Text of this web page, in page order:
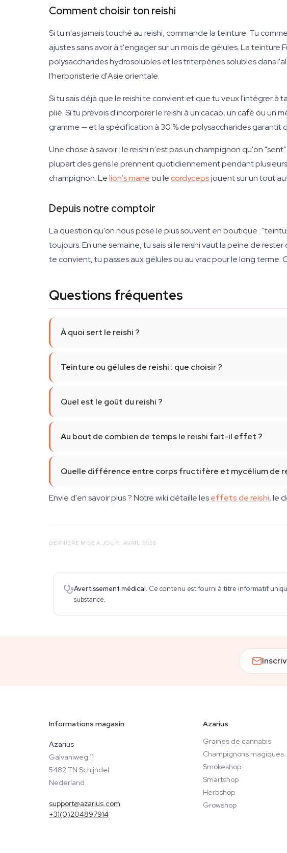
Comment choisir ton reishi
Si tu n'as jamais touché au reishi, commande la teinture. Tu
ajustes sans avoir à t'engager sur un mois de gélules. La
polysaccharides hydrosolubles et les triterpènes solubles dans
l'herboristerie d'Asie orientale.
Si tu sais déjà que le reishi te convient et que tu veux l'intégrer à
plié. Si tu prévois d'incorporer le reishi à un cacao, un café ou un
gramme — et la spécification à 30 % de polysaccharides
Une chose à savoir : le reishi n'est pas un champignon qu'on
plupart des gens le prennent quotidiennement pendant
champignon. Lelion's mane ou lecordycepsjouent sur un tout
Depuis notre comptoir
La question qu'on nous pose le plus souvent en boutique :
toujours. En une semaine, tu sais si le reishi vaut la peine de
te convient, tu passes aux gélules ou au vrac pour le long
Questions fréquentes
À quoi sert le reishi ?
Teinture ou gélules de reishi : que choisir ?
Quel est le goût du reishi ?
Au bout de combien de temps le reishi fait-il effet ?
Quelle différence entre corps fructifère et mycélium de
Envie d'en savoir plus ? Notre wiki détaille leseffets de reishi, le
DERNIÈRE MISE À JOUR : AVRIL 2026
Avertissement médical. Ce contenu est fourni à titre informatif
substance.
Informations magasin
Azarius
Galvaniweg 11
5482 TN Schijndel
Nederland
support@azarius.com
+31(0)204897914
Azarius
Graines de cannabis
Champignons magiques
Smokeshop
Smartshop
Herbshop
Growshop